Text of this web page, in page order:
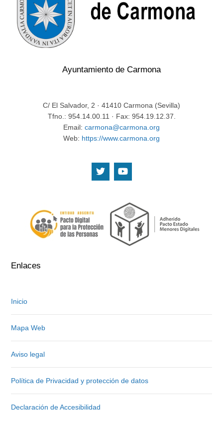
Ayuntamiento de Carmona
C/ El Salvador, 2 · 41410 Carmona (Sevilla)
Tfno.: 954.14.00.11 · Fax: 954.19.12.37.
Email: carmona@carmona.org
Web: https://www.carmona.org
Enlaces
Inicio
Mapa Web
Aviso legal
Política de Privacidad y protección de datos
Declaración de Accesibilidad